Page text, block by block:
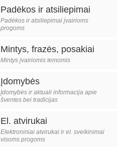
Padėkos ir atsiliepimai
Padėkos ir atsiliepimai įvairioms
progoms
Mintys, frazės, posakiai
Mintys įvairiomis temomis
Įdomybės
Įdomybės ir aktuali informacija apie
šventes bei tradicijas
El. atvirukai
Elektroniniai atvirukai ir el. sveikinimai
visoms progoms